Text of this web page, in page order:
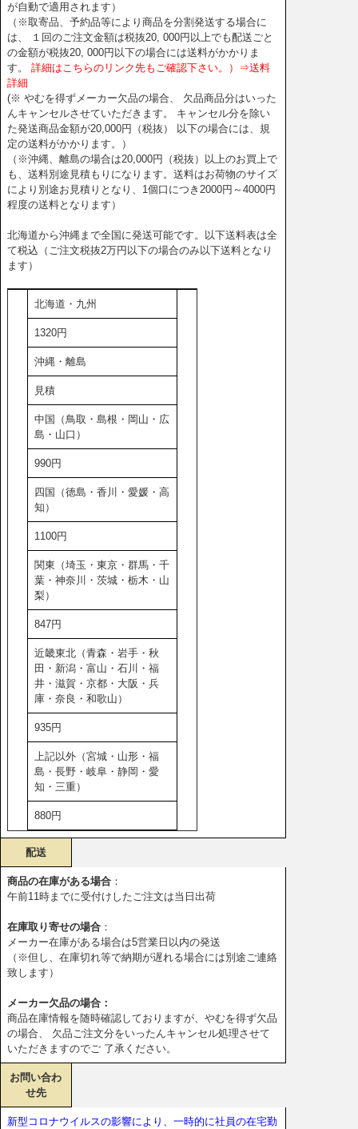
が自動で適用されます）
（※取寄品、予約品等により商品を分割発送する場合に
は、 １回のご注文金額は税抜20, 000円以上でも配送ごと
の金額が税抜20, 000円以下の場合には送料がかかりま
す。
詳細はこちらのリンク先もご確認下さい。）⇒送料
詳細
(※ やむを得ずメーカー欠品の場合、 欠品商品分はいった
んキャンセルさせていただきます。 キャンセル分を除い
た発送商品金額が20,000円（税抜） 以下の場合には、規
定の送料がかかります。）
（※沖縄、離島の場合は20,000円（税抜）以上のお買上で
も、送料別途見積もりになります。送料はお荷物のサイズ
により別途お見積りとなり、1個口につき2000円～4000円
程度の送料となります）
北海道から沖縄まで全国に発送可能です。以下送料表は全
て税込（ご注文税抜2万円以下の場合のみ以下送料となり
ます）
北海道・九州
1320円
沖縄・離島
見積
中国（鳥取・島根・岡山・広
島・山口）
990円
四国（徳島・香川・愛媛・高
知）
1100円
関東（埼玉・東京・群馬・千
葉・神奈川・茨城・栃木・山
梨）
847円
近畿東北（青森・岩手・秋
田・新潟・富山・石川・福
井・滋賀・京都・大阪・兵
庫・奈良・和歌山）
935円
上記以外（宮城・山形・福
島・長野・岐阜・静岡・愛
知・三重）
880円
配送
商品の在庫がある場合 ：
午前11時までに受付けしたご注文は当日出荷
在庫取り寄せの場合 ：
メーカー在庫がある場合は5営業日以内の発送
（※但し、在庫切れ等で納期が遅れる場合には別途ご連絡
致します）
メーカー欠品の場合：
商品在庫情報を随時確認しておりますが、やむを得ず欠品
の場合、 欠品ご注文分をいったんキャンセル処理させて
いただきますのでご 了承ください。
お問い合わ
せ先
新型コロナウイルスの影響により、一時的に社員の在宅勤